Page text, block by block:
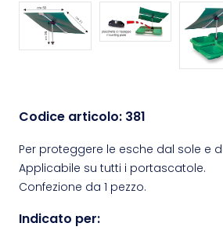
Codice articolo: 381
Per proteggere le esche dal sole e
Applicabile su tutti i portascatole.
Confezione da 1 pezzo.
Indicato per: